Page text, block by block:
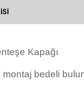
Kapağı
bedeli